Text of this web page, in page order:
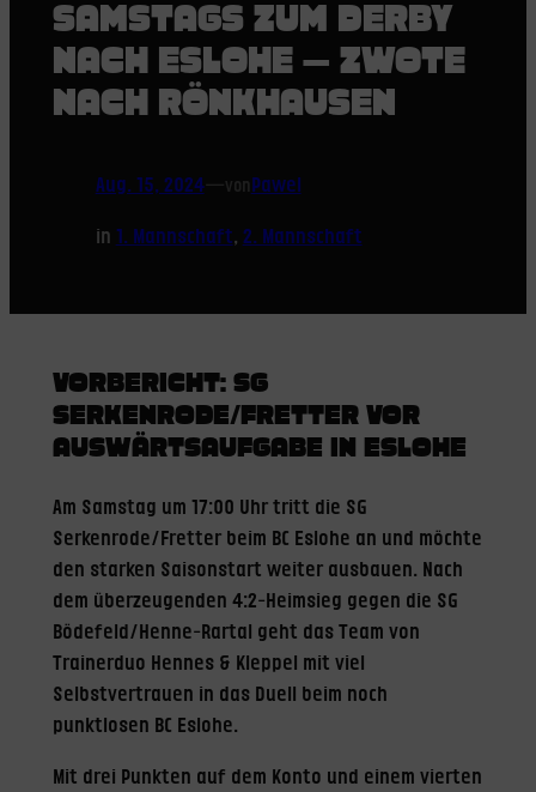
SAMSTAGS ZUM DERBY
NACH ESLOHE — ZWOTE
NACH RÖNKHAUSEN
Aug. 15, 2024—vonPawel
in 1. Mannschaft, 2. Mannschaft
VORBERICHT: SG
SERKENRODE/FRETTER VOR
AUSWÄRTSAUFGABE IN ESLOHE
Am Samstag um 17:00 Uhr tritt die SG
Serkenrode/Fretter beim BC Eslohe an und möchte
den starken Saisonstart weiter ausbauen. Nach
dem überzeugenden 4:2-Heimsieg gegen die SG
Bödefeld/Henne-Rartal geht das Team von
Trainerduo Hennes & Kleppel mit viel
Selbstvertrauen in das Duell beim noch
punktlosen BC Eslohe.
Mit drei Punkten auf dem Konto und einem vierten